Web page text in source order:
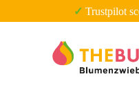
Zum Hauptinhalt springen